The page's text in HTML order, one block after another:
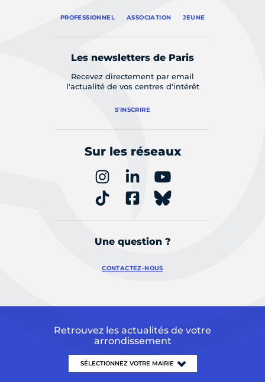
PROFESSIONNEL ASSOCIATION JEUNE
Les newsletters de Paris
Recevez directement par email
l'actualité de vos centres d'intérêt
S'INSCRIRE
Sur les réseaux
Une question ?
CONTACTEZ-NOUS
Retrouvez les actualités de votre
arrondissement